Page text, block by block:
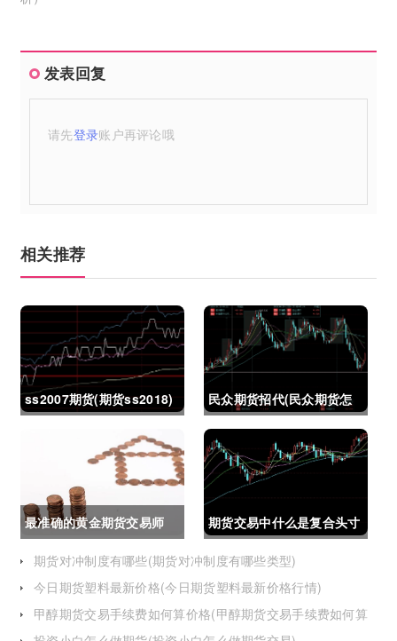
发表回复
请先登录账户再评论哦
相关推荐
ss2007期货(期货ss2018)
民众期货招代(民众期货怎
么了)
最准确的黄金期货交易师
(最准确的黄金期货交易师
是谁)
期货交易中什么是复合头寸
(期货交易中什么是复合头
寸交易)
期货对冲制度有哪些(期货对冲制度有哪些类型)
今日期货塑料最新价格(今日期货塑料最新价格行情)
甲醇期货交易手续费如何算价格(甲醇期货交易手续费如何算